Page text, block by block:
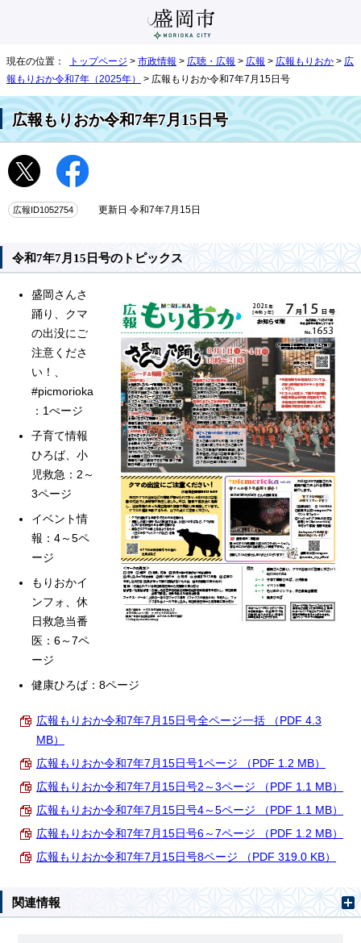
現在の位置： トップページ > 市政情報 > 広聴・広報 > 広報 > 広報もりおか > 広
報もりおか令和7年（2025年）
> 広報もりおか令和7年7月15日号
広報もりおか令和7年7月15日号
広報ID1052754 更新日 令和7年7月15日
令和7年7月15日号のトピックス
盛岡さんさ
踊り、クマ
の出没にご
注意くださ
い！、
#picmorioka
：1ぺージ
子育て情報
ひろば、小
児救急：2～
3ページ
イベント情
報：4～5ペ
ージ
もりおかイ
ンフォ、休
日救急当番
医：6～7ペ
ージ
健康ひろば：8ページ
広報もりおか令和7年7月15日号全ページ一括 （PDF 4.3
MB）
広報もりおか令和7年7月15日号1ページ （PDF 1.2 MB）
広報もりおか令和7年7月15日号2～3ページ （PDF 1.1 MB）
広報もりおか令和7年7月15日号4～5ページ （PDF 1.1 MB）
広報もりおか令和7年7月15日号6～7ページ （PDF 1.2 MB）
広報もりおか令和7年7月15日号8ページ （PDF 319.0 KB）
関連情報